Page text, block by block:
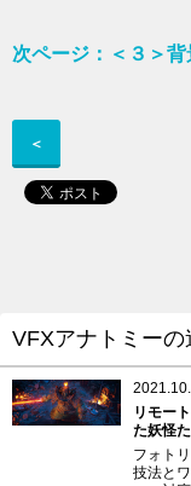
次ページ：＜３＞
＜
VFXアナトミーの
リモー
た妖怪
フォト
技法と